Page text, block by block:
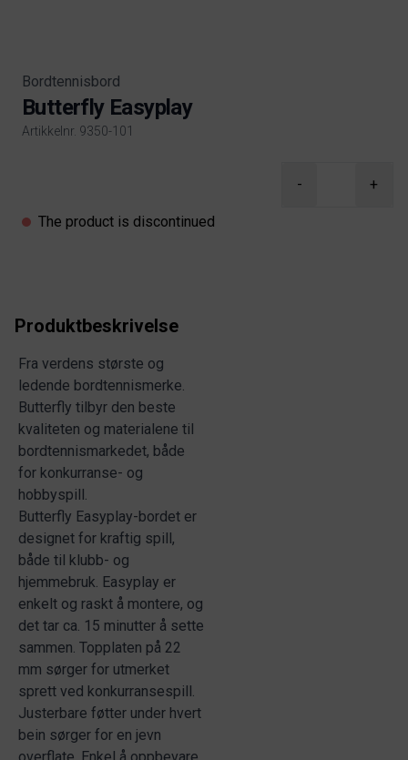
Bordtennisbord
Butterfly Easyplay
Artikkelnr. 9350-101
- +
The product is discontinued
Produktbeskrivelse
Fra verdens største og
ledende bordtennismerke.
Butterfly tilbyr den beste
kvaliteten og materialene til
bordtennismarkedet, både
for konkurranse- og
hobbyspill.
Butterfly Easyplay-bordet er
designet for kraftig spill,
både til klubb- og
hjemmebruk. Easyplay er
enkelt og raskt å montere, og
det tar ca. 15 minutter å sette
sammen. Topplaten på 22
mm sørger for utmerket
sprett ved konkurransespill.
Justerbare føtter under hvert
bein sørger for en jevn